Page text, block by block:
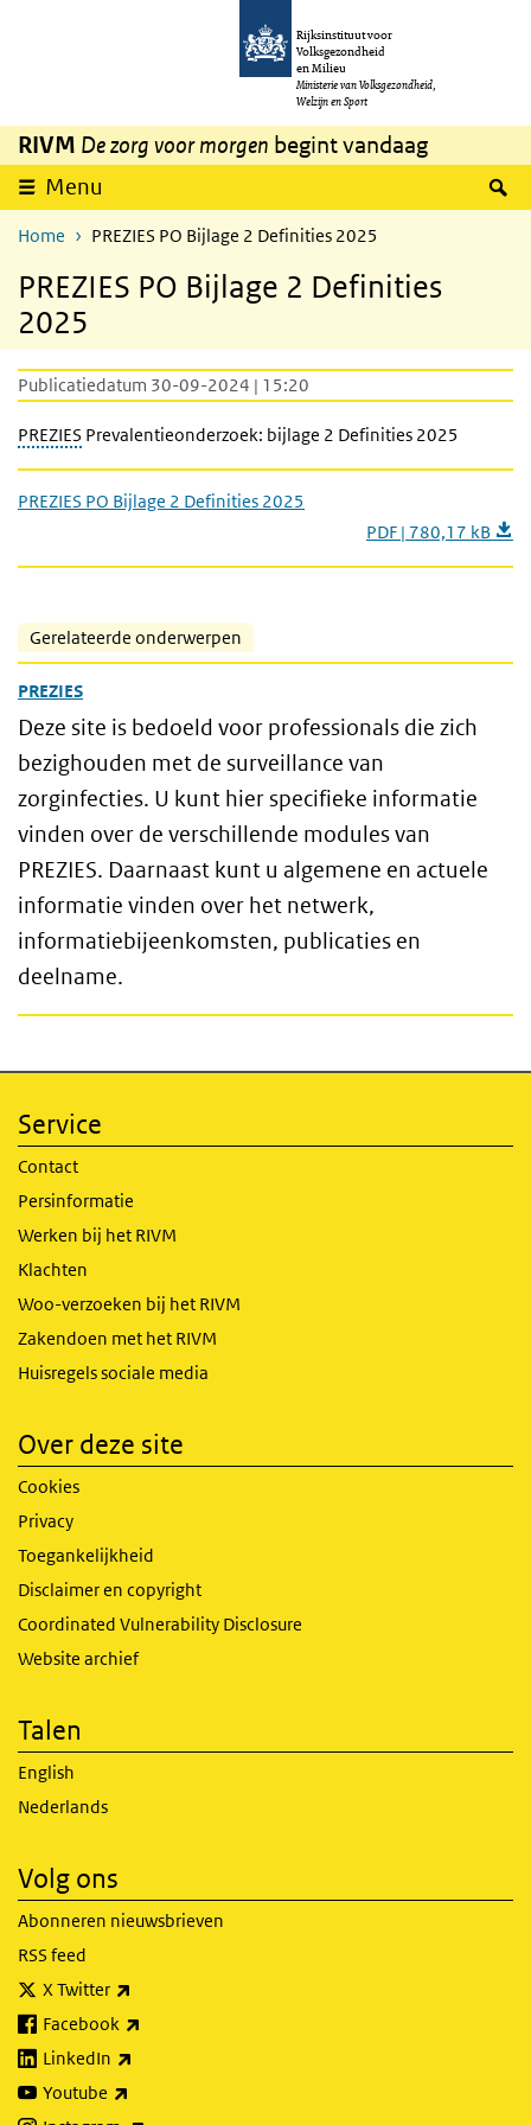
Overslaan en naar de inhoud gaan
Rijksinstituut voor
Volksgezondheid
en Milieu
Ministerie van Volksgezondheid,
Welzijn en Sport
RIVM De zorg voor morgen begint vandaag
Menu
Home PREZIES PO Bijlage 2 Definities 2025
PREZIES PO Bijlage 2 Definities
2025
Publicatiedatum 30-09-2024 | 15:20
PREZIES Prevalentieonderzoek: bijlage 2 Definities 2025
PREZIES PO Bijlage 2 Definities 2025
PDF | 780,17 kB
Gerelateerde onderwerpen
PREZIES
Deze site is bedoeld voor professionals die zich
bezighouden met de surveillance van
zorginfecties. U kunt hier specifieke informatie
vinden over de verschillende modules van
PREZIES. Daarnaast kunt u algemene en actuele
informatie vinden over het netwerk,
informatiebijeenkomsten, publicaties en
deelname.
Service
Contact
Persinformatie
Werken bij het RIVM
Klachten
Woo-verzoeken bij het RIVM
Zakendoen met het RIVM
Huisregels sociale media
Over deze site
Cookies
Privacy
Toegankelijkheid
Disclaimer en copyright
Coordinated Vulnerability Disclosure
Website archief
Talen
English
Nederlands
Volg ons
Abonneren nieuwsbrieven
RSS feed
X Twitter
Facebook
LinkedIn
Youtube